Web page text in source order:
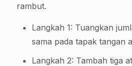
rambut.
Langkah 1: Tuangkan
sama pada tapak tangan
Langkah 2: Tambah tiga